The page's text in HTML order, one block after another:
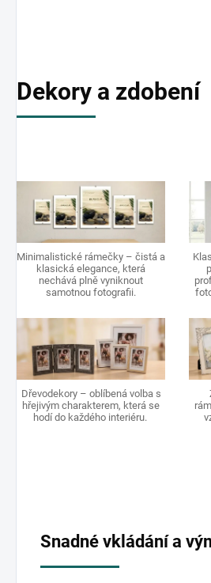
Dekory a zdobení
Minimalistické rámečky – čistá a
klasická elegance, která
nechává plně vyniknout
samotnou fotografii.
Dřevodekory – oblíbená volba s
hřejivým charakterem, která se
hodí do každého interiéru.
Snadné vkládání a